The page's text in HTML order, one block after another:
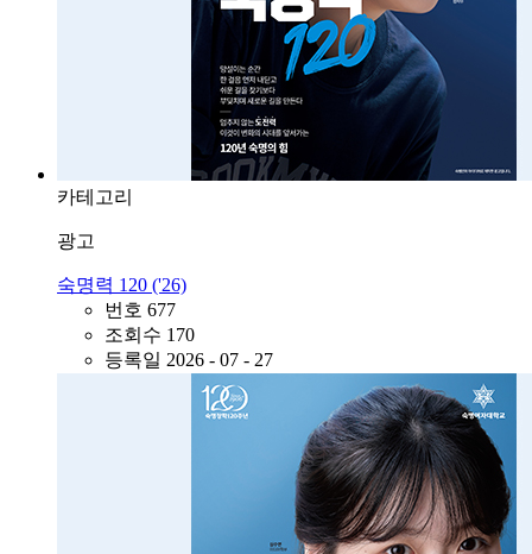
카테고리
광고
숙명력 120 ('26)
번호 677
조회수 170
등록일 2026 - 07 - 27